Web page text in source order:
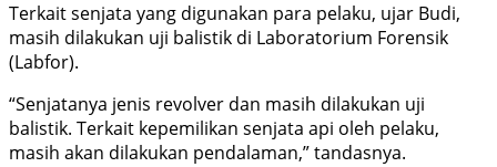
Terkait senjata yang digunakan para pelaku, ujar Budi,
masih dilakukan uji balistik di Laboratorium Forensik
(Labfor).
“Senjatanya jenis revolver dan masih dilakukan uji
balistik. Terkait kepemilikan senjata api oleh pelaku,
masih akan dilakukan pendalaman,” tandasnya.